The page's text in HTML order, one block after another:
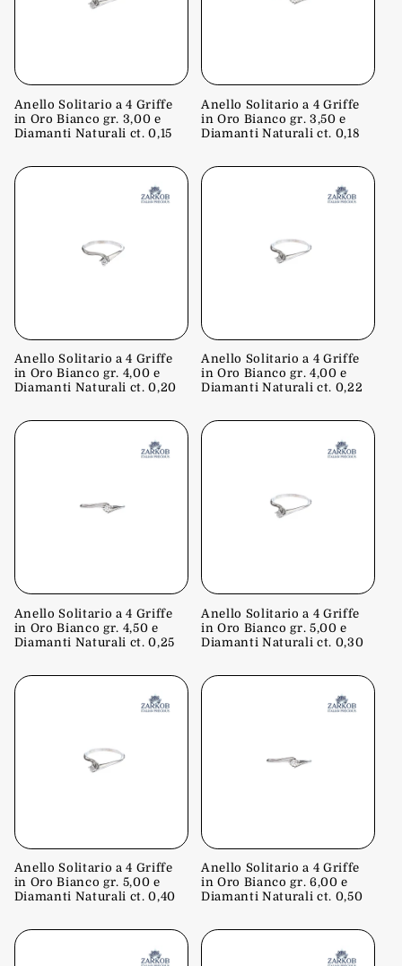
Anello Solitario a 4 Griffe
in Oro Bianco gr. 3,00 e
Diamanti Naturali ct. 0,15
Anello Solitario a 4 Griffe
in Oro Bianco gr. 3,50 e
Diamanti Naturali ct. 0,18
Anello Solitario a 4 Griffe
in Oro Bianco gr. 4,00 e
Diamanti Naturali ct. 0,20
Anello Solitario a 4 Griffe
in Oro Bianco gr. 4,00 e
Diamanti Naturali ct. 0,22
Anello Solitario a 4 Griffe
in Oro Bianco gr. 4,50 e
Diamanti Naturali ct. 0,25
Anello Solitario a 4 Griffe
in Oro Bianco gr. 5,00 e
Diamanti Naturali ct. 0,30
Anello Solitario a 4 Griffe
in Oro Bianco gr. 5,00 e
Diamanti Naturali ct. 0,40
Anello Solitario a 4 Griffe
in Oro Bianco gr. 6,00 e
Diamanti Naturali ct. 0,50